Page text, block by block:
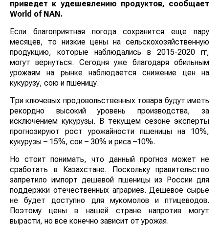
приведет к удешевлению продуктов, сообщает
World of NAN.
Если благоприятная погода сохранится еще пару
месяцев, то низкие цены на сельскохозяйственную
продукцию, которые наблюдались в 2015-2020 гг,
могут вернуться. Сегодня уже благодаря обильным
урожаям на рынке наблюдается снижение цен на
кукурузу, сою и пшеницу.
Три ключевых продовольственных товара будут иметь
рекордно высокий уровень производства, за
исключением кукурузы. В текущем сезоне эксперты
прогнозируют рост урожайности пшеницы на 10%,
кукурузы – 15%, сои – 30% и риса –10%.
Но стоит понимать, что данный прогноз может не
сработать в Казахстане. Поскольку правительство
запретило импорт дешевой пшеницы из России для
поддержки отечественных аграриев. Дешевое сырье
не будет доступно для мукомолов и птицеводов.
Поэтому цены в нашей стране напротив могут
вырасти, но все конечно зависит от урожая.